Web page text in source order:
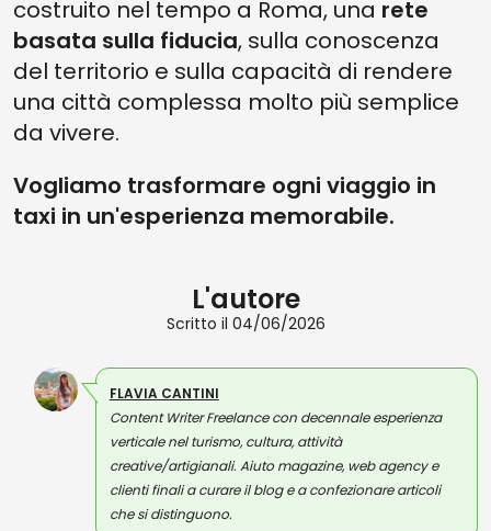
costruito nel tempo a Roma, una rete
basata sulla fiducia, sulla conoscenza
del territorio e sulla capacità di rendere
una città complessa molto più semplice
da vivere.
Vogliamo trasformare ogni viaggio in
taxi in un'esperienza memorabile.
L'autore
Scritto il 04/06/2026
FLAVIA CANTINI
Content Writer Freelance con decennale esperienza
verticale nel turismo, cultura, attività
creative/artigianali. Aiuto magazine, web agency e
clienti finali a curare il blog e a confezionare articoli
che si distinguono.